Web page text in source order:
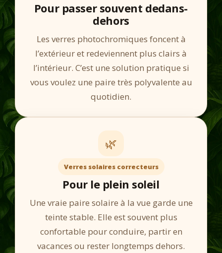
Pour passer souvent dedans-
dehors
Les verres photochromiques foncent à
l’extérieur et redeviennent plus clairs à
l’intérieur. C’est une solution pratique si
vous voulez une paire très polyvalente au
quotidien.
🌿
Verres solaires correcteurs
Pour le plein soleil
Une vraie paire solaire à la vue garde une
teinte stable. Elle est souvent plus
confortable pour conduire, partir en
vacances ou rester longtemps dehors.